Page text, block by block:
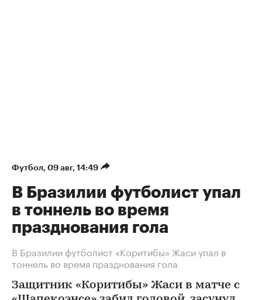
Футбол⁠, 09 авг, 14:49
В Бразилии футболист упал
в тоннель во время
празднования гола
В Бразилии футболист «Коритибы» Жаси упал в
тоннель во время празднования гола
Защитник «Коритибы» Жаси в матче с